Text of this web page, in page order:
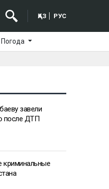
ҚАЗ РУС
Погода
завели
после ДТП
криминальные